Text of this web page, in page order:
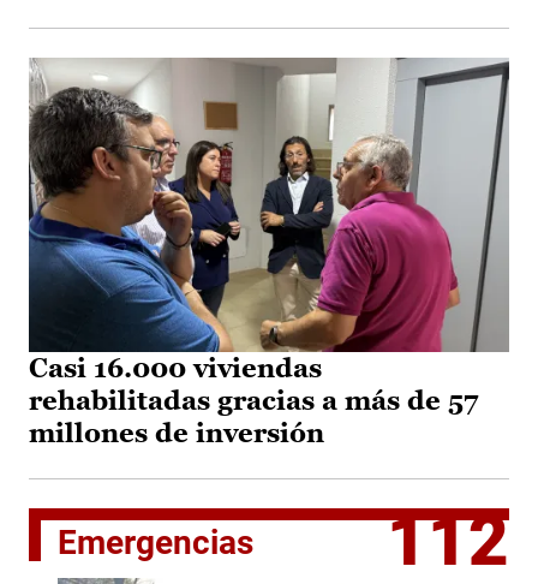
Casi 16.000 viviendas
rehabilitadas gracias a más de 57
millones de inversión
Emergencias 112